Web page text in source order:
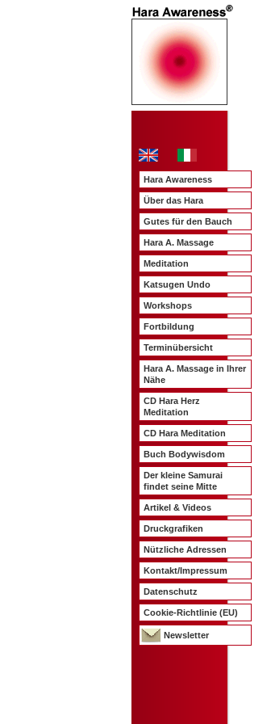
Hara Awareness
Über das Hara
Gutes für den Bauch
Hara A. Massage
Meditation
Katsugen Undo
Workshops
Fortbildung
Terminübersicht
Hara A. Massage in Ihrer
Nähe
CD Hara Herz
Meditation
CD Hara Meditation
Buch Bodywisdom
Der kleine Samurai
findet seine Mitte
Artikel & Videos
Druckgrafiken
Nützliche Adressen
Kontakt/Impressum
Datenschutz
Cookie-Richtlinie (EU)
Newsletter